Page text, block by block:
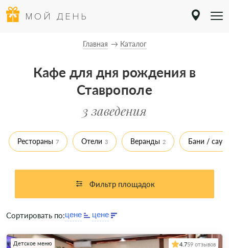
МОЙ ДЕНЬ
Главная Каталог
Кафе для дня рождения в
Ставрополе
3 заведения
Рестораны 7 Отели 3 Веранды 2 Бани /
Фильтр площадок
Сортировать по:
Детское меню 4.759 отзывов